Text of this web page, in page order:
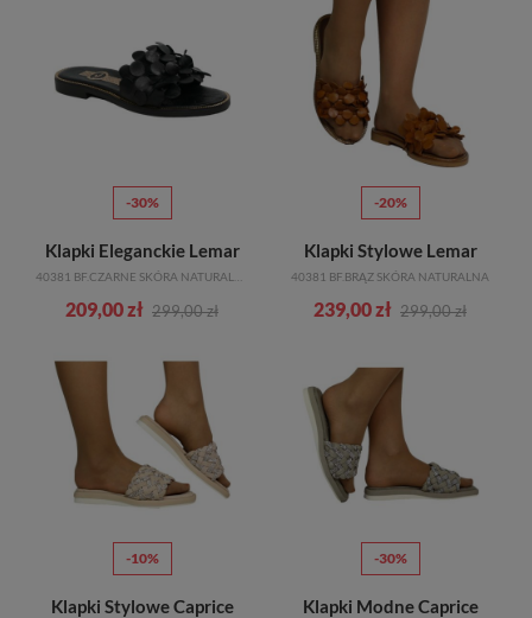
-30%
Klapki Eleganckie Lemar
209,00 zł 299,00 zł
-20%
Klapki Stylowe Lemar
40381 BF.BRĄZ SKÓRA NATURALNA
239,00 zł 299,00 zł
-10%
Klapki Stylowe Caprice
-30%
Klapki Modne Caprice